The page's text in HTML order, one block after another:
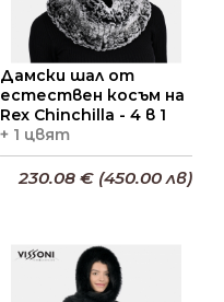
Дамски шал от
естествен косъм на
Rex Chinchilla - 4 в 1
+ 1 цвят
Добави в кошницата
230.08 € (450.00 лв)